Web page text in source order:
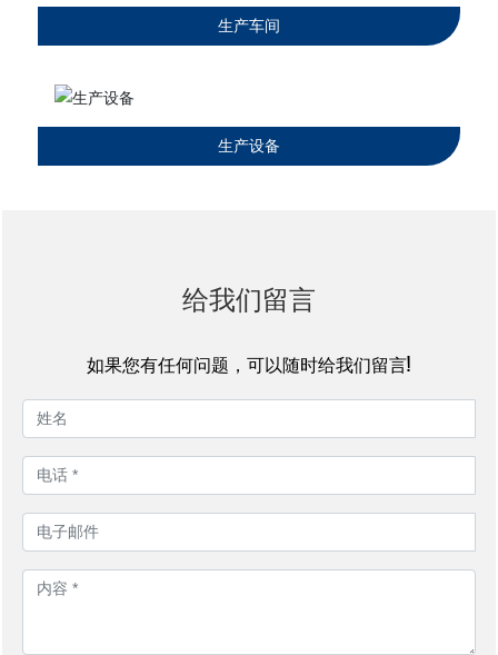
生产车间
生产设备
给我们留言
如果您有任何问题，可以随时给我们留言!